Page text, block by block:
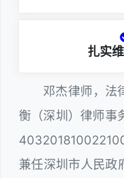
扎实
邓杰律师，法
衡（深圳）律师事
兼任深圳市人民政